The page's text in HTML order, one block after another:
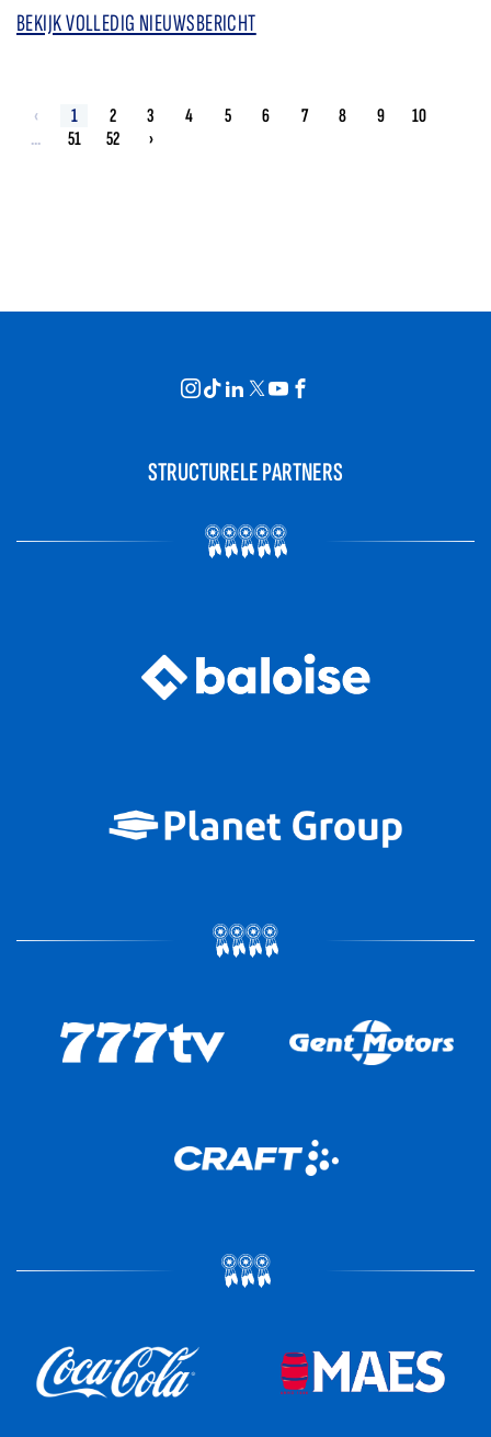
BEKIJK VOLLEDIG NIEUWSBERICHT
‹ 1 2 3 4 5 6 7 8 9
10
...
51 52 ›
STRUCTURELE PARTNERS